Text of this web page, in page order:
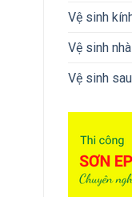
Vệ sinh
Vệ sinh
Vệ sinh